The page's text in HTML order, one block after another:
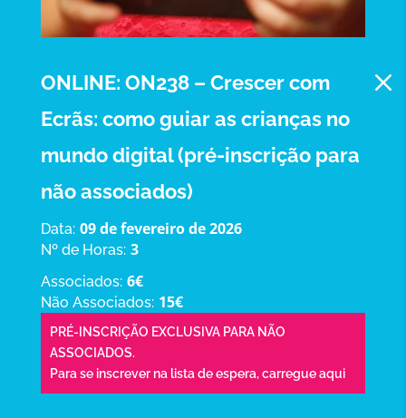
ONLINE: ON238 – Crescer com
Ecrãs: como guiar as crianças no
mundo digital (pré-inscrição para
não associados)
Data: 09 de fevereiro de 2026
Nº de Horas: 3
Associados: 6€
Não Associados: 15€
PRÉ-INSCRIÇÃO EXCLUSIVA PARA NÃO
ASSOCIADOS.
Para se inscrever na lista de espera,carregue aqui
M